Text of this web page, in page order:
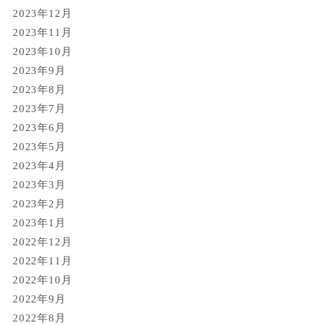
2023年12月
2023年11月
2023年10月
2023年9月
2023年8月
2023年7月
2023年6月
2023年5月
2023年4月
2023年3月
2023年2月
2023年1月
2022年12月
2022年11月
2022年10月
2022年9月
2022年8月